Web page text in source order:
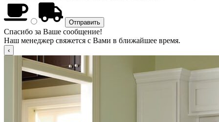
Спасибо за Ваше сообщение!
Наш менеджер свяжется с Вами в ближайшее время.